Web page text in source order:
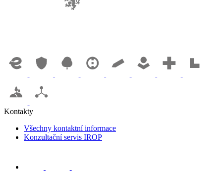
Kontakty
Všechny kontaktní informace
Konzultační servis IROP